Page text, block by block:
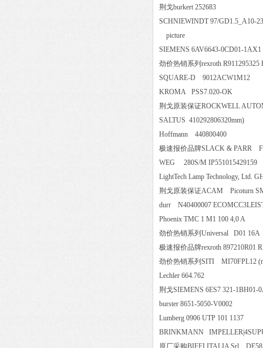
荆戈burkert 252683
SCHNIEWINDT 97/
picture
SIEMENS 6AV6643-0CD01-
劲价热销系列rexroth
SQUARE-D
KROMA PSS7.020-OK
荆戈原装保证ROCKWELL
SALTUS 410292806320mm)
Hoffmann 440800400
极速报价品牌SLACK &
WEG 280S/M
LightTech Lamp Technology,
荆戈原装保证ACAM
durr N40400007
Phoenix TMC 1 M1 100 4,0 A
劲价热销系列Universal D01
极速报价品牌rexroth
劲价热销系列SITI MI70FPL12
Lechler 664.762
荆戈SIEMENS 6ES7 321-
burster 8651-5050-V0002
Lumberg 0906 UTP 101 1137
BRINKMANN
原厂采购BIFFI ITALIA Srl